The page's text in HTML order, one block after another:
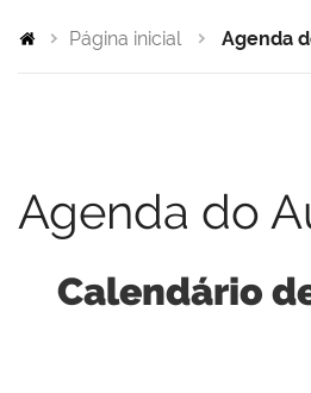
Página inicial Agenda
Agenda do
Calendário